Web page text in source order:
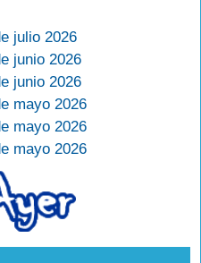
julio 2026
junio 2026
junio 2026
mayo 2026
mayo 2026
mayo 2026